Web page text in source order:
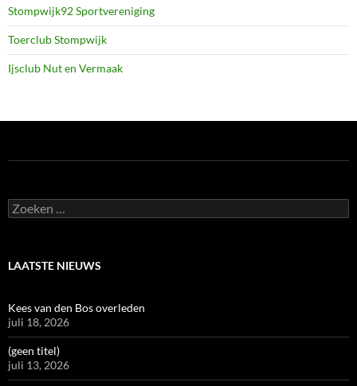
Stompwijk92 Sportvereniging
Toerclub Stompwijk
Ijsclub Nut en Vermaak
Zoeken
naar:
LAATSTE NIEUWS
Kees van den Bos overleden
juli 18, 2026
(geen titel)
juli 13, 2026